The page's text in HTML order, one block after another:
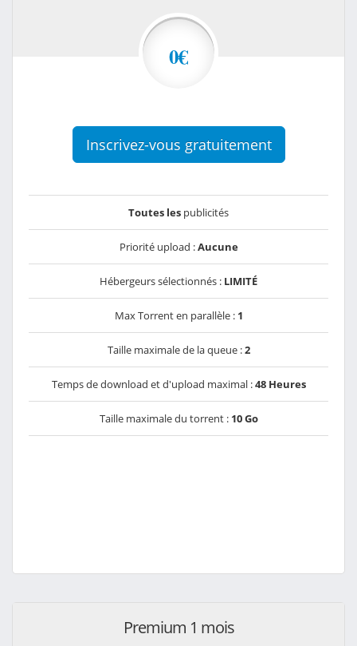
0€
Inscrivez-vous gratuitement
Toutes les publicités
Priorité upload :Aucune
Hébergeurs sélectionnés : LIMITÉ
Max Torrent en parallèle : 1
Taille maximale de la queue :2
Temps de download et d'upload maximal :48 Heures
Taille maximale du torrent : 10 Go
Premium 1 mois